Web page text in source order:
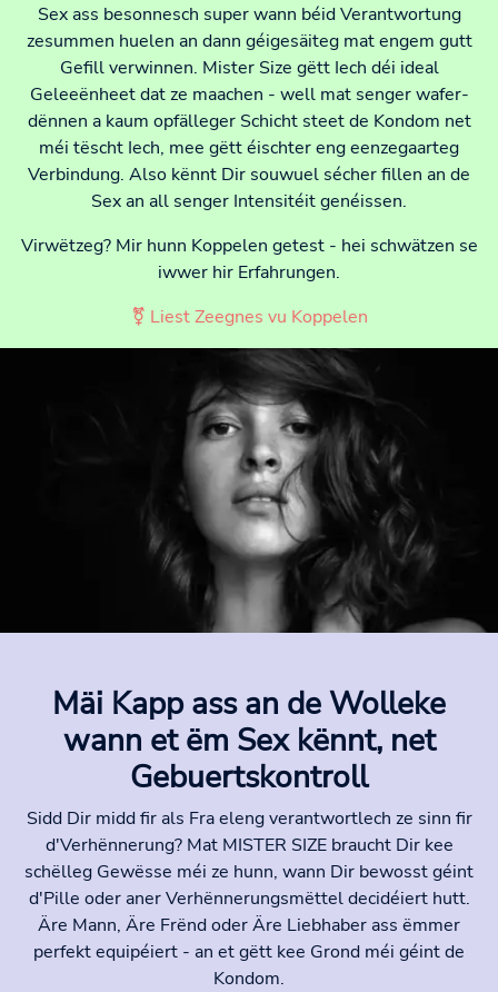
Sex ass besonnesch super wann béid Verantwortung
zesummen huelen an dann géigesäiteg mat engem gutt
Gefill verwinnen. Mister Size gëtt Iech déi ideal
Geleeënheet dat ze maachen - well mat senger wafer-
dënnen a kaum opfälleger Schicht steet de Kondom net
méi tëscht Iech, mee gëtt éischter eng eenzegaarteg
Verbindung. Also kënnt Dir souwuel sécher fillen an de
Sex an all senger Intensitéit genéissen.
Virwëtzeg? Mir hunn Koppelen getest - hei schwätzen se
iwwer hir Erfahrungen.
⚧ Liest Zeegnes vu Koppelen
Mäi Kapp ass an de Wolleke
wann et ëm Sex kënnt, net
Gebuertskontroll
Sidd Dir midd fir als Fra eleng verantwortlech ze sinn fir
d'Verhënnerung? Mat MISTER SIZE braucht Dir kee
schëlleg Gewësse méi ze hunn, wann Dir bewosst géint
d'Pille oder aner Verhënnerungsmëttel decidéiert hutt.
Äre Mann, Äre Frënd oder Äre Liebhaber ass ëmmer
perfekt equipéiert - an et gëtt kee Grond méi géint de
Kondom.